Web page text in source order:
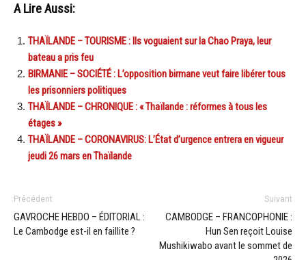
A Lire Aussi:
THAÏLANDE – TOURISME : Ils voguaient sur la Chao Praya, leur
bateau a pris feu
BIRMANIE – SOCIÉTÉ : L’opposition birmane veut faire libérer tous
les prisonniers politiques
THAÏLANDE – CHRONIQUE : « Thaïlande : réformes à tous les
étages »
THAÏLANDE – CORONAVIRUS: L’État d’urgence entrera en vigueur
jeudi 26 mars en Thaïlande
Précédent
GAVROCHE HEBDO – ÉDITORIAL :
Le Cambodge est-il en faillite ?
Suivant
CAMBODGE – FRANCOPHONIE :
Hun Sen reçoit Louise
Mushikiwabo avant le sommet de